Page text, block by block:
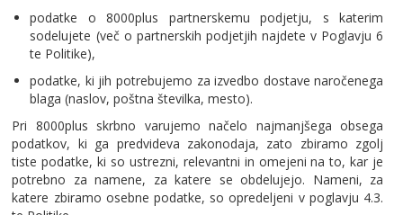
podatke o 8000plus partnerskemu podjetju, s katerim
sodelujete (več o partnerskih podjetjih najdete v Poglavju 6
te Politike),
podatke, ki jih potrebujemo za izvedbo dostave naročenega
blaga (naslov, poštna številka, mesto).
Pri 8000plus skrbno varujemo načelo najmanjšega obsega
podatkov, ki ga predvideva zakonodaja, zato zbiramo zgolj
tiste podatke, ki so ustrezni, relevantni in omejeni na to, kar je
potrebno za namene, za katere se obdelujejo. Nameni, za
katere zbiramo osebne podatke, so opredeljeni v poglavju 4.3.